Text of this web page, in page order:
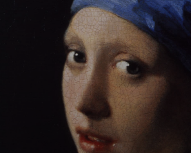
Em 1653,
se casou
Catherina
filha de uma